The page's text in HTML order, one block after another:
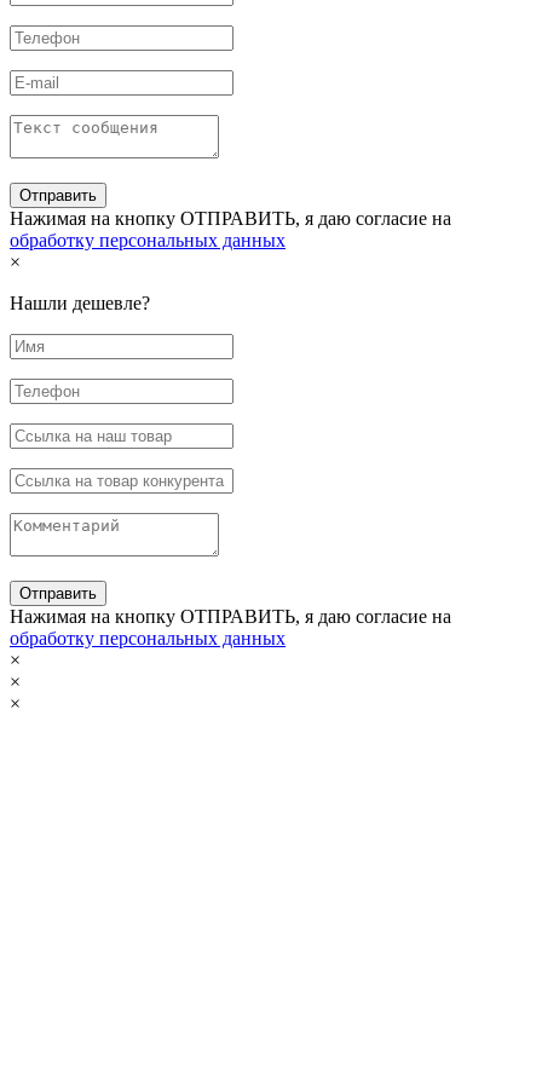
Нажимая на кнопку ОТПРАВИТЬ, я даю согласие на
обработку персональных данных
×
Нашли дешевле?
Нажимая на кнопку ОТПРАВИТЬ, я даю согласие на
обработку персональных данных
×
×
×